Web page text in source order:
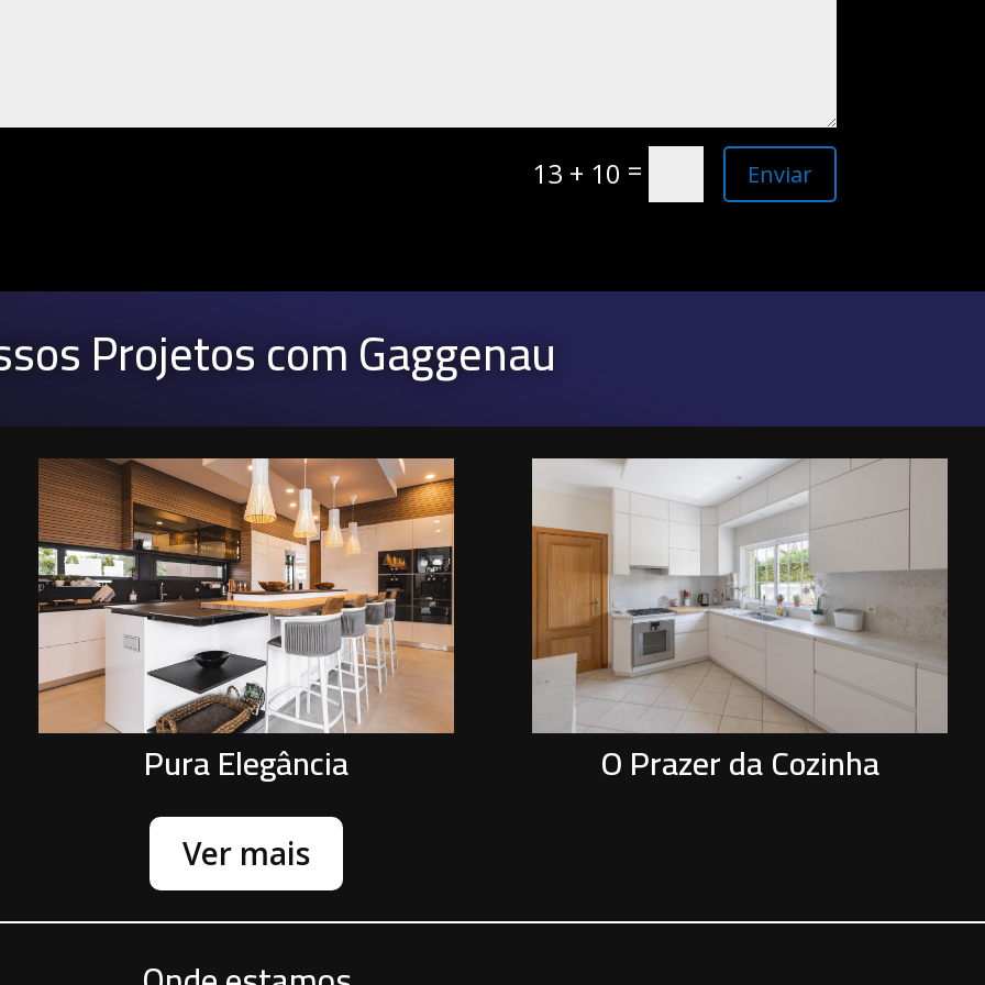
13 + 10 = Enviar
Projetos com Gaggenau
P
Pura Elegância
P
O Prazer da Cozinha
Ver mais